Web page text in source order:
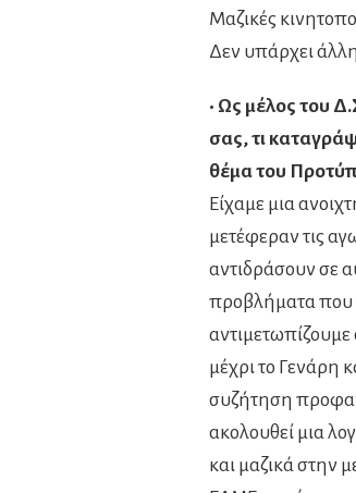
Μαζικές
Δεν υπάρχει
• Ως μέλος του
σας, τι
θέμα του
Είχαμε μια
μετέφεραν τις
αντιδράσουν σε
προβλήματα που
αντιμετωπίζουμε
μέχρι το Γενάρη
συζήτηση
ακολουθεί μια
και μαζικά στην